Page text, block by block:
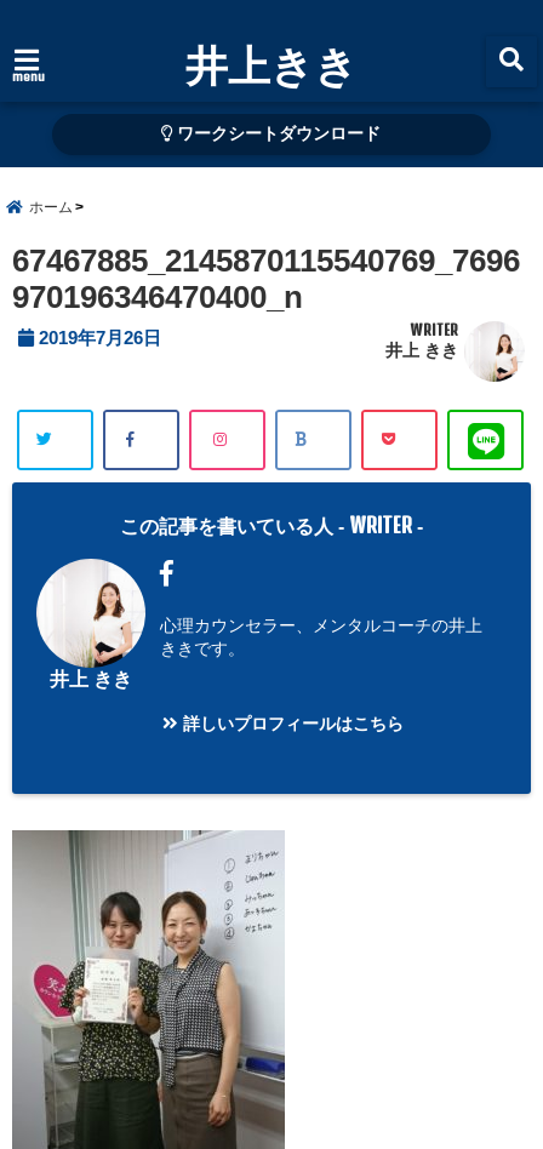
menu 井上きき
ワークシートダウンロード
ホーム
67467885_2145870115540769_7696
970196346470400_n
2019年7月26日 WRITER
井上 きき
この記事を書いている人 - WRITER -
井上 きき
心理カウンセラー、メンタルコーチの井上
ききです。
詳しいプロフィールはこちら